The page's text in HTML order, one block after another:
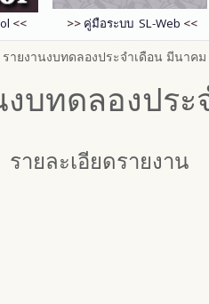
<< >> คู่มือระบบ SL-Web <<
ายงานงบทดลองประจำเดือน มีนาคม
บทดลองปร
รายละเอียดรายงาน